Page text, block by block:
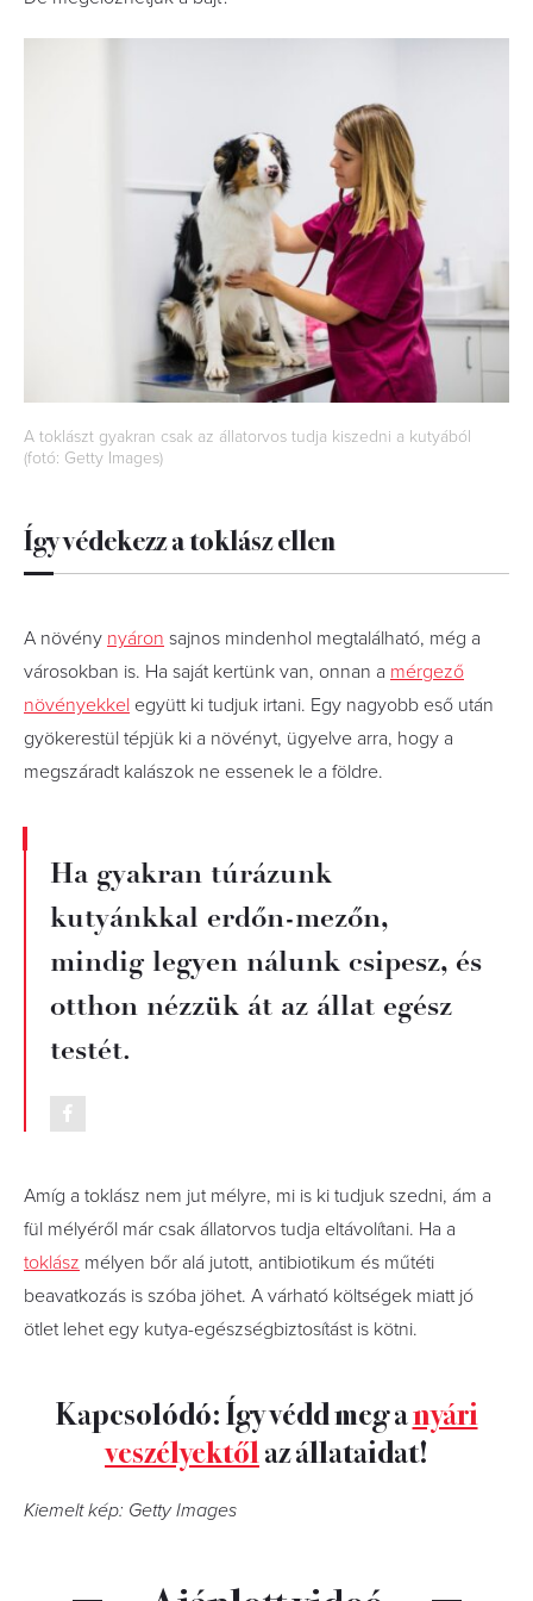
A toklászt gyakran csak az állatorvos tudja kiszedni a kutyából
(fotó: Getty Images)
Így védekezz a toklász ellen
A növény nyáron sajnos mindenhol megtalálható, még a
városokban is. Ha saját kertünk van, onnan a mérgező
növényekkel együtt ki tudjuk irtani. Egy nagyobb eső után
gyökerestül tépjük ki a növényt, ügyelve arra, hogy a
megszáradt kalászok ne essenek le a földre.
Ha gyakran túrázunk
kutyánkkal erdőn-mezőn,
mindig legyen nálunk csipesz, és
otthon nézzük át az állat egész
testét.
Amíg a toklász nem jut mélyre, mi is ki tudjuk szedni, ám a
fül mélyéről már csak állatorvos tudja eltávolítani. Ha a
toklász mélyen bőr alá jutott, antibiotikum és műtéti
beavatkozás is szóba jöhet. A várható költségek miatt jó
ötlet lehet egy kutya-egészségbiztosítást is kötni.
Kapcsolódó: Így védd meg anyári
veszélyektőlaz állataidat!
Kiemelt kép: Getty Images